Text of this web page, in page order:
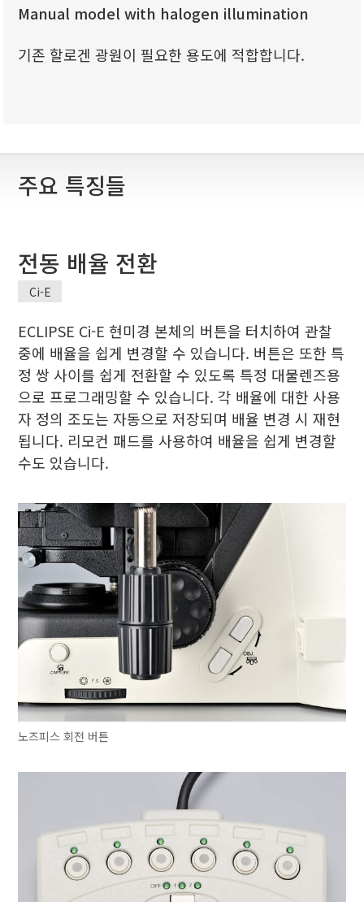
Manual model with halogen illumination
기존 할로겐 광원이 필요한 용도에 적합합니다.
주요 특징들
전동 배율 전환
Ci-E
ECLIPSE Ci-E 현미경 본체의 버튼을 터치하여 관찰
중에 배율을 쉽게 변경할 수 있습니다. 버튼은 또한 특
정 쌍 사이를 쉽게 전환할 수 있도록 특정 대물렌즈용
으로 프로그래밍할 수 있습니다. 각 배율에 대한 사용
자 정의 조도는 자동으로 저장되며 배율 변경 시 재현
됩니다. 리모컨 패드를 사용하여 배율을 쉽게 변경할
수도 있습니다.
노즈피스 회전 버튼